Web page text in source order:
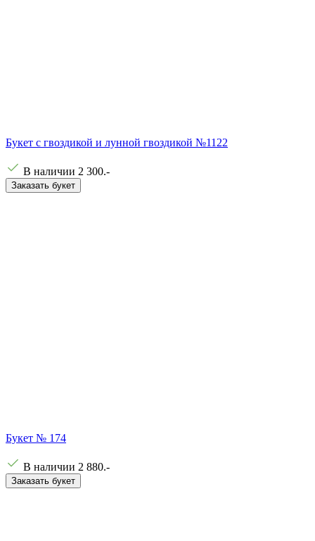
Букет с гвоздикой и лунной гвоздикой №1122
В наличии 2 300.-
Заказать букет
Букет № 174
В наличии 2 880.-
Заказать букет